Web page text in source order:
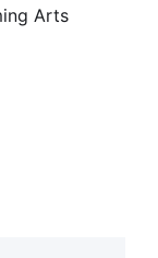
Arts